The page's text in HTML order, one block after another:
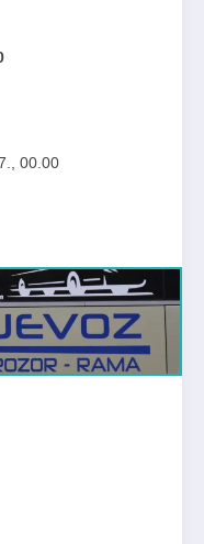
00.00